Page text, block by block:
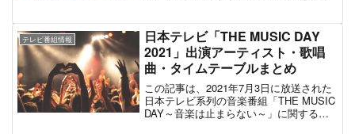
ト」の出演キャスター＆アナウンサーな
ど出演者情報をまとめている。
した「うまズキッ!」の後番組のため、
「こじはる3連単5頭BOX」など一部の人
気の企画は「馬好王国」に引き継がれて
いる。日曜午後の競馬中継番組「みんな
のKEIBA」とのコラボ企画など、充実し
た番組内容で構成されている競馬番組と
言える。この記事では「馬好王国」のレ
ギュラー出演タレント・アナウンサーの
ィ」である。2020年2月16日の第1弾では
「北海道」「新潟県」「沖縄県」、2021
年2月21日の第2弾では「新潟県」「佐賀
県」「岩手県」のボロいい宿を紹介し
た。MCはお笑いコンビ「バナナマン」の
設楽統と日村勇紀。スタジオゲストも第1
弾からほぼ共通してYOUと佐々木久美が
出演している。最新放送は2022年2月20
テレビ番組情報
日本テレビ「THE MUSIC DAY
2021」出演アーティスト・歌唱
曲・タイムテーブルまとめ
この記事は、2021年7月3日に放送された
日本テレビ系列の音楽番組「THE MUSIC
DAY～音楽は止まらない～」に関する司